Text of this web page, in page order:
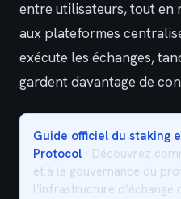
entre utilisateurs, tout en
aux plateformes
exécute les échanges,
gardent davantage de
Guide officiel du staking
Protocol · Découvrez
et à la gouvernance du
l’infrastructure d’échange